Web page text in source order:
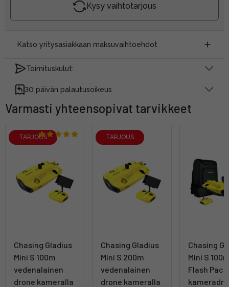
Kysy vaihtotarjous
Katso yritysasiakkaan maksuvaihtoehdot
Toimituskulut:
30 päivän palautusoikeus
Varmasti yhteensopivat tarvikkeet
TARJOUS
Chasing Gladius
Mini S 100m
vedenalainen
drone kameralla
TARJOUS
Chasing Gladius
Mini S 200m
vedenalainen
drone kameralla
Chasing
Mini S
Flash Pack